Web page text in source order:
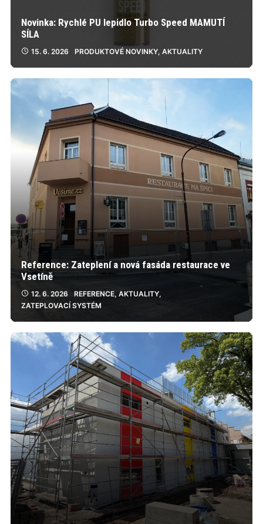
Novinka: Rychlé PU lepidlo Turbo Speed MAMUTÍ
SÍLA
15. 6. 2026 PRODUKTOVÉ NOVINKY, AKTUALITY
Reference: Zateplení a nová fasáda restaurace ve
Vsetíně
12. 6. 2026 REFERENCE, AKTUALITY,
ZATEPLOVACÍ SYSTÉM